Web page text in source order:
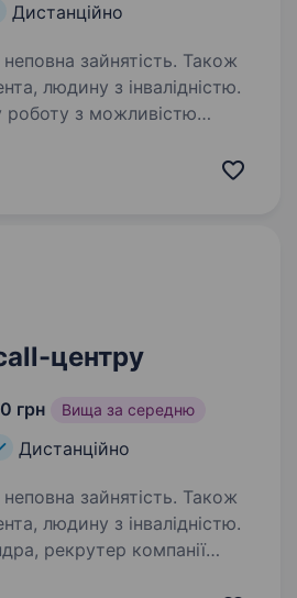
Дистанційно
зайнятість. Також
людину з інвалідністю.
роботу з можливістю
з нуля, стабільний дохід
центру
грн Вища за середню
Дистанційно
зайнятість. Також
людину з інвалідністю.
рекрутер компанії